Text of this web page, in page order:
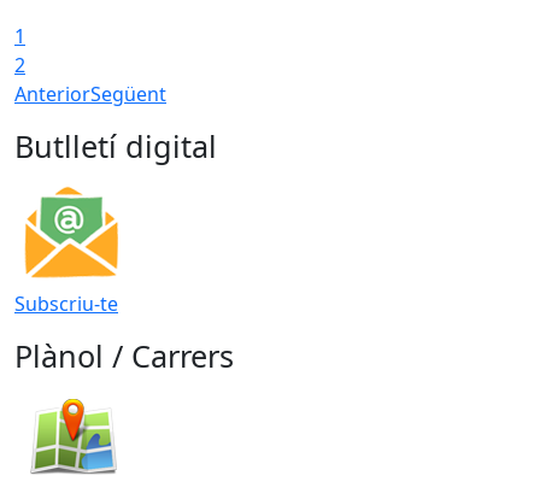
1
2
AnteriorSegüent
Butlletí digital
Subscriu-te
Plànol / Carrers